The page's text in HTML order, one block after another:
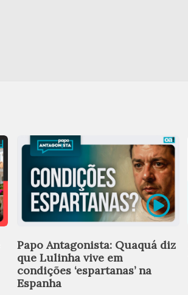
Papo Antagonista: Quaquá diz
que Lulinha vive em
condições ‘espartanas’ na
Espanha